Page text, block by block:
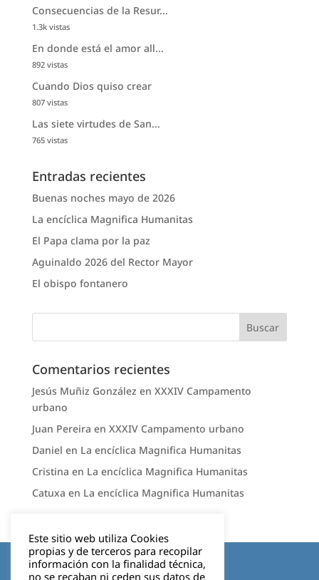
Consecuencias de la Resur...
1.3k vistas
En donde está el amor all...
892 vistas
Cuando Dios quiso crear
807 vistas
Las siete virtudes de San...
765 vistas
Entradas recientes
Buenas noches mayo de 2026
La encíclica Magnifica Humanitas
El Papa clama por la paz
Aguinaldo 2026 del Rector Mayor
El obispo fontanero
Comentarios recientes
Jesús Muñiz González en XXXIV Campamento
urbano
Juan Pereira en XXXIV Campamento urbano
Daniel en La encíclica Magnifica Humanitas
Cristina en La encíclica Magnifica Humanitas
Catuxa en La encíclica Magnifica Humanitas
Aviso legal
Este sitio web utiliza Cookies
propias y de terceros para recopilar
información con la finalidad técnica,
no se recaban ni ceden sus datos de